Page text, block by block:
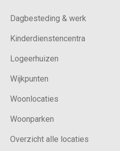
Dagbesteding & werk
Kinderdienstencentra
Logeerhuizen
Wijkpunten
Woonlocaties
Woonparken
Overzicht alle locaties